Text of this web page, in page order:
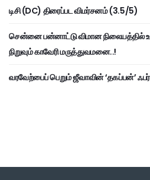
டிசி (DC) திரைப்பட விமர்சனம் (3.5/5)
சென்னை பன்னாட்டு விமான நிலையத்தில்
நிறுவும் காவேரி மருத்துவமனை..!
வரவேற்பைப் பெறும் ஜீவாவின் ‘தகப்பன்’